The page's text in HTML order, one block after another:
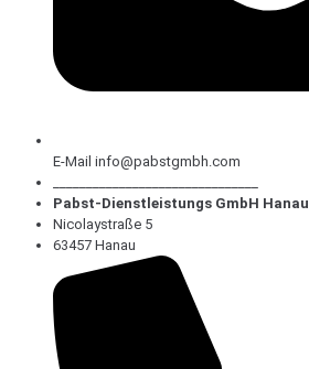
E-Mail info@pabstgmbh.com
Pabst-Dienstleistungs GmbH Hanau
Nicolaystraße 5
63457 Hanau